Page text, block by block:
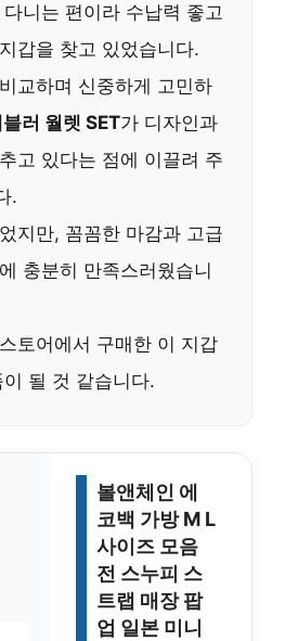
니는 편이라 수납력 좋고
갑을 찾고 있었습니다.
교하며 신중하게 고민하
러 월렛 SET가 디자인과
고 있다는 점에 이끌려 주
.
지만, 꼼꼼한 마감과 고급
충분히 만족스러웠습니
스토어에서 구매한 이 지갑
될 것 같습니다.
볼앤체인 에
코백 가방 M L
사이즈 모음
전 스누피 스
트랩 매장 팝
업 일본 미니